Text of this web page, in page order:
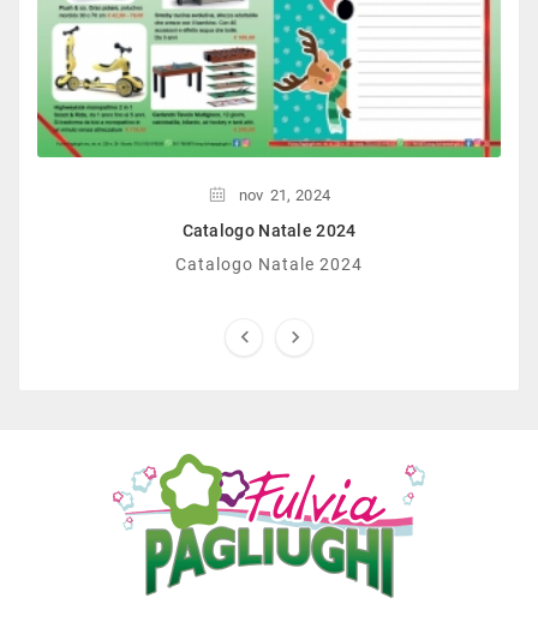
nov 21, 2024
Catalogo Natale 2024
Catalogo Natale 2024
 